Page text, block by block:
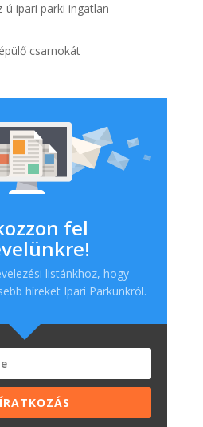
ú ipari parki ingatlan
csarnokát
fel
listánkhoz, hogy
híreket Ipari Parkunkról.